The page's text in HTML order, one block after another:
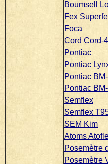
Boumsell
Fex
Foca
Cord Cord-
Pontiac
Pontiac Lynx
Pontiac
Pontiac
Semflex
Semflex
SEM Kim
Atoms
Posemètre
Posemètre